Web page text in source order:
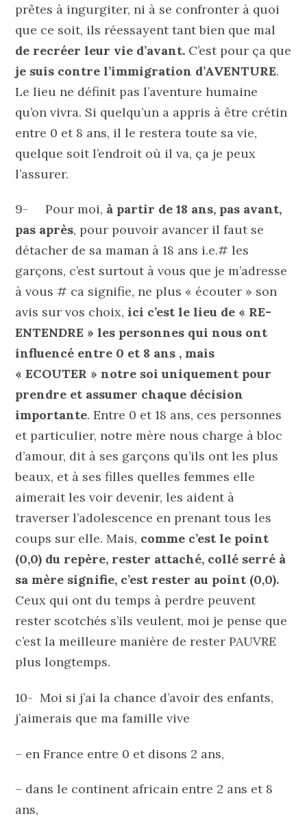
prêtes à ingurgiter, ni à se confronter à quoi
que ce soit, ils réessayent tant bien que mal
de recréer leur vie d’avant. C’est pour ça que
je suis contre l’immigration d’AVENTURE.
Le lieu ne définit pas l’aventure humaine
qu’on vivra. Si quelqu’un a appris à être crétin
entre 0 et 8 ans, il le restera toute sa vie,
quelque soit l’endroit où il va, ça je peux
l’assurer.
9- Pour moi, à partir de 18 ans, pas avant,
pas après, pour pouvoir avancer il faut se
détacher de sa maman à 18 ans i.e.# les
garçons, c’est surtout à vous que je m’adresse
à vous # ca signifie, ne plus « écouter » son
avis sur vos choix,ici c’est le lieu de « RE-
ENTENDRE » les personnes qui nous ont
influencé entre 0 et 8 ans , mais
« ECOUTER » notre soi uniquement pour
prendre et assumer chaque décision
importante. Entre 0 et 18 ans, ces personnes
et particulier, notre mère nous charge à bloc
d’amour, dit à ses garçons qu’ils ont les plus
beaux, et à ses filles quelles femmes elle
aimerait les voir devenir, les aident à
traverser l’adolescence en prenant tous les
coups sur elle. Mais, comme c’est le point
(0,0) du repère, rester attaché, collé serré à
sa mère signifie, c’est rester au point (0,0).
Ceux qui ont du temps à perdre peuvent
rester scotchés s’ils veulent, moi je pense que
c’est la meilleure manière de rester PAUVRE
plus longtemps.
10- Moi si j’ai la chance d’avoir des enfants,
j’aimerais que ma famille vive
– en France entre 0 et disons 2 ans,
– dans le continent africain entre 2 ans et 8
ans,